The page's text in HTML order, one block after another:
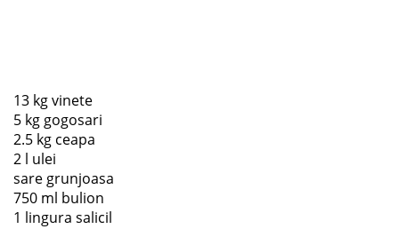
13 kg vinete
5 kg gogosari
2.5 kg ceapa
2 l ulei
sare grunjoasa
750 ml bulion
1 lingura salicil